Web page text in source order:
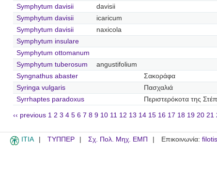
Symphytum davisii
davisii
Symphytum davisii
icaricum
Symphytum davisii
naxicola
Symphytum insulare
Symphytum ottomanum
Symphytum tuberosum
angustifolium
Syngnathus abaster
Σακοράφα
Syringa vulgaris
Πασχαλιά
Syrrhaptes paradoxus
Περιστερόκοτα της
‹‹ previous 1 2 3 4 5 6 7 8 9 10 11 12 13 14 15 16 17 18 19 20 21
ITIA ΤΥΠΠΕΡ Σχ. Πολ. Μηχ. ΕΜΠ Επικοινωνία: